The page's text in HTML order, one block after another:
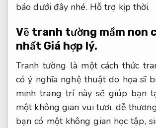
báo dưới đây nhé. Hỗ trợ kịp thời.
Vẽ tranh tường mầm non
nhất Giá hợp lý.
Tranh tường là một cách thức
có ý nghĩa nghệ thuật do họa sĩ
minh trang trí này sẽ giúp bạn
một không gian vui tươi, dễ
bạn có một không gian học tập,